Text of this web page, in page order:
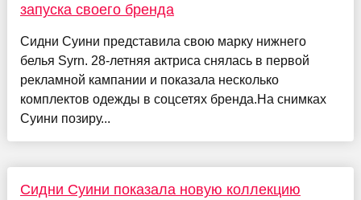
запуска своего бренда
Сидни Суини представила свою марку нижнего
белья Syrn. 28-летняя актриса снялась в первой
рекламной кампании и показала несколько
комплектов одежды в соцсетях бренда.На снимках
Суини позиру...
Сидни Суини показала новую коллекцию